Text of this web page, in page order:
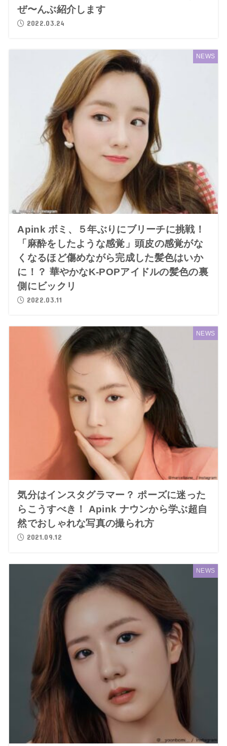
ぜ〜んぶ紹介します
2022.03.24
NEWS
Apink ボミ、５年ぶりにブリーチに挑戦！
「麻酔をしたような感覚」頭皮の感覚がな
くなるほど傷めながら完成した髪色はいか
に！？ 華やかなK-POPアイドルの髪色の裏
側にビックリ
2022.03.11
NEWS
気分はインスタグラマー？ ポーズに迷った
らこうすべき！ Apink ナウンから学ぶ超自
然でおしゃれな写真の撮られ方
2021.09.12
NEWS